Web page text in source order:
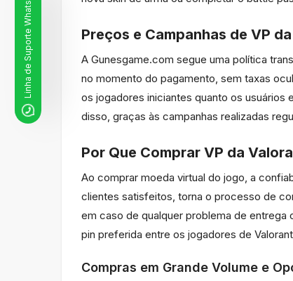
Preços e Campanhas de VP
A Gunesgame.com segue uma política
no momento do pagamento, sem taxas
os jogadores iniciantes quanto os usuários
disso, graças às campanhas realizadas
Por Que Comprar VP da
Ao comprar moeda virtual do jogo, a
clientes satisfeitos, torna o processo de
em caso de qualquer problema de
pin preferida entre os jogadores de
Compras em Grande Volume e
Linha de Suporte WhatsApp